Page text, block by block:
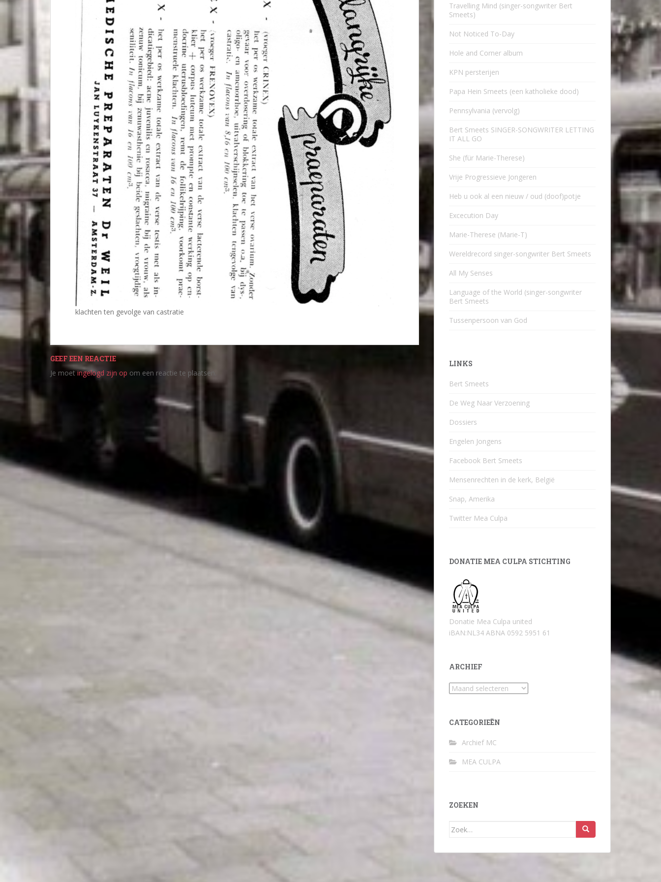
klachten ten gevolge van castratie
GEEF EEN REACTIE
Je moetingelogd zijn op om een reactie te plaatsen.
Travelling Mind (singer-songwriter Bert
Smeets)
Not Noticed To-Day
Hole and Corner album
KPN persterijen
Papa Hein Smeets (een katholieke dood)
Pennsylvania (vervolg)
Bert Smeets SINGER-SONGWRITER LETTING
IT ALL GO
She (für Marie-Therese)
Vrije Progressieve Jongeren
Heb u ook al een nieuw / oud (doof)potje
Excecution Day
Marie-Therese (Marie-T)
Wereldrecord singer-songwriter Bert Smeets
All My Senses
Language of the World (singer-songwriter
Bert Smeets
Tussenpersoon van God
LINKS
Bert Smeets
De Weg Naar Verzoening
Dossiers
Engelen Jongens
Facebook Bert Smeets
Mensenrechten in de kerk, België
Snap, Amerika
Twitter Mea Culpa
DONATIE MEA CULPA STICHTING
Donatie Mea Culpa united
iBAN:NL34 ABNA 0592 5951 61
ARCHIEF
Archief
CATEGORIEËN
Archief MC
MEA CULPA
ZOEKEN
Zoek